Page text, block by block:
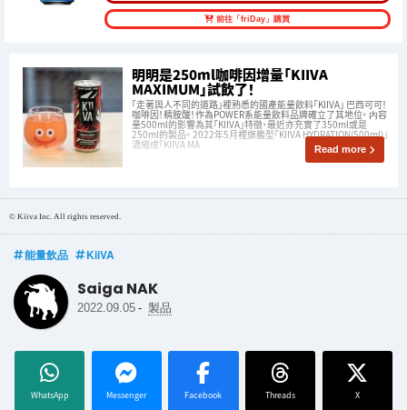
前往「friDay」購買
明明是250ml咖啡因增量「KIIVA
MAXIMUM」試飲了！
「走著與人不同的道路」裡熟悉的國產能量飲料「KIIVA」 巴西可可！
咖啡因！精胺酸！作為POWER系能量飲料品牌確立了其地位。 内容
量500ml的影響為其「KIIVA」特徵，最近亦充實了350ml或是
250ml的製品。 2022年5月裡旗艦型「KIIVA HYDRATION(500ml)」
濃縮成「KIIVA MA Read more
© Kiiva Inc. All rights reserved.
能量飲品 KiiVA
Saiga NAK
2022.09.05 - 製品
WhatsApp Messenger Facebook Threads X